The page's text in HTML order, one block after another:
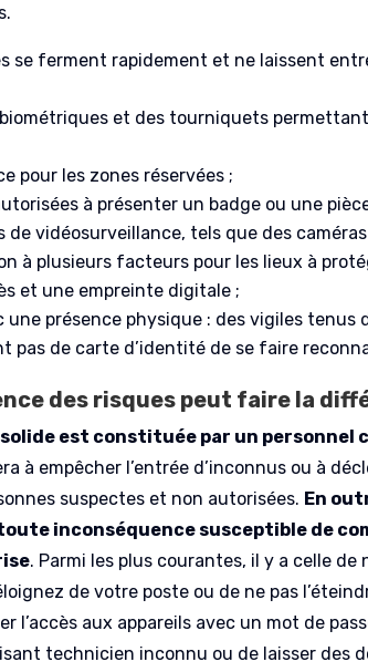
se ferment rapidement et ne laissent
et des tourniquets permettant
pour les zones réservées ;
à présenter un badge ou une
vidéosurveillance, tels que des
à plusieurs facteurs pour les lieux à
et une empreinte digitale ;
une présence physique : des vigiles tenus
pas de carte d’identité de se faire
des risques peut faire la
solide est constituée par un
à empêcher l’entrée d’inconnus ou à
suspectes et non autorisées. En
inconséquence susceptible de
. Parmi les plus courantes, il y a celle de
de votre poste ou de ne pas
l’accès aux appareils avec un mot de
technicien inconnu ou de laisser des